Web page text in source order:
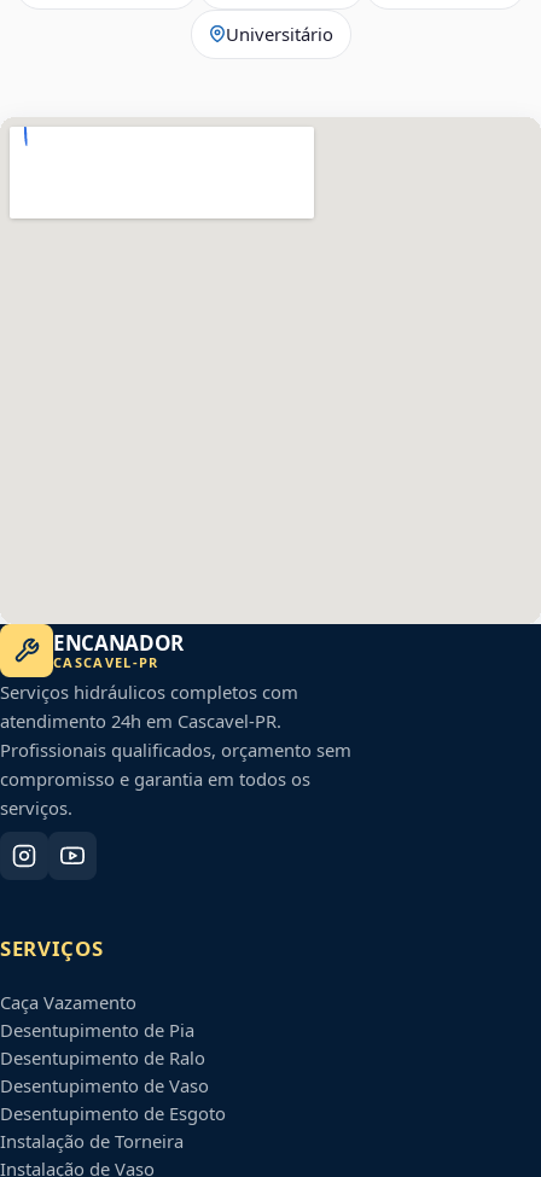
Universitário
ENCANADOR
CASCAVEL-PR
Serviços hidráulicos completos com
atendimento 24h em Cascavel-PR.
Profissionais qualificados, orçamento sem
compromisso e garantia em todos os
serviços.
SERVIÇOS
Caça Vazamento
Desentupimento de Pia
Desentupimento de Ralo
Desentupimento de Vaso
Desentupimento de Esgoto
Instalação de Torneira
Instalação de Vaso